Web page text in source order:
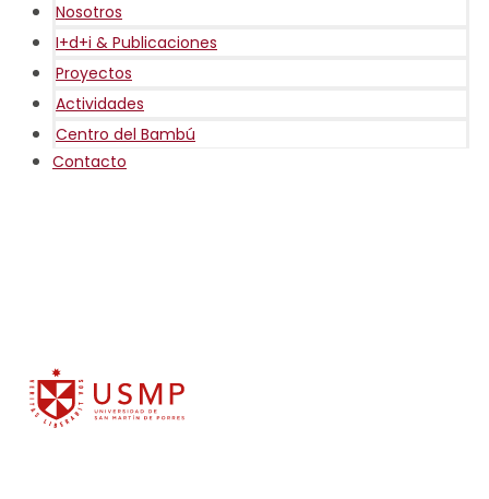
Nosotros
I+d+i & Publicaciones
Proyectos
Actividades
Centro del Bambú
Contacto